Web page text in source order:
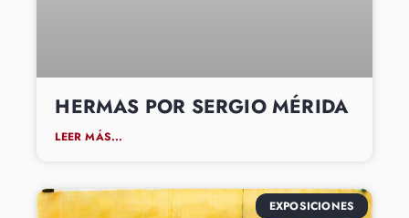
HERMAS POR SERGIO MÉRIDA
LEER MÁS...
EXPOSICIONES